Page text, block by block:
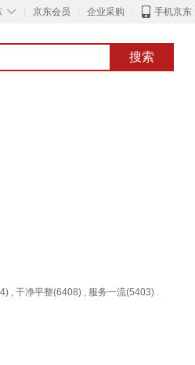
◇ 京东会员 企业采购 手机京东
搜索
, 干净平整(6408) , 服务一流(5403) .